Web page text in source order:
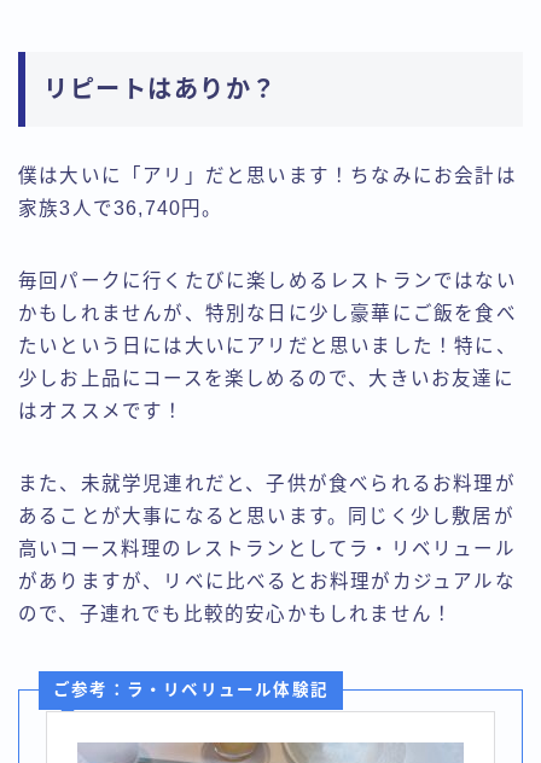
リピートはありか？
僕は大いに「アリ」だと思います！ちなみにお会計は
家族3人で36,740円。
毎回パークに行くたびに楽しめるレストランではない
かもしれませんが、特別な日に少し豪華にご飯を食べ
たいという日には大いにアリだと思いました！特に、
少しお上品にコースを楽しめるので、大きいお友達に
はオススメです！
また、未就学児連れだと、子供が食べられるお料理が
あることが大事になると思います。同じく少し敷居が
高いコース料理のレストランとしてラ・リベリュール
がありますが、リベに比べるとお料理がカジュアルな
ので、子連れでも比較的安心かもしれません！
ご参考：ラ・リベリュール体験記